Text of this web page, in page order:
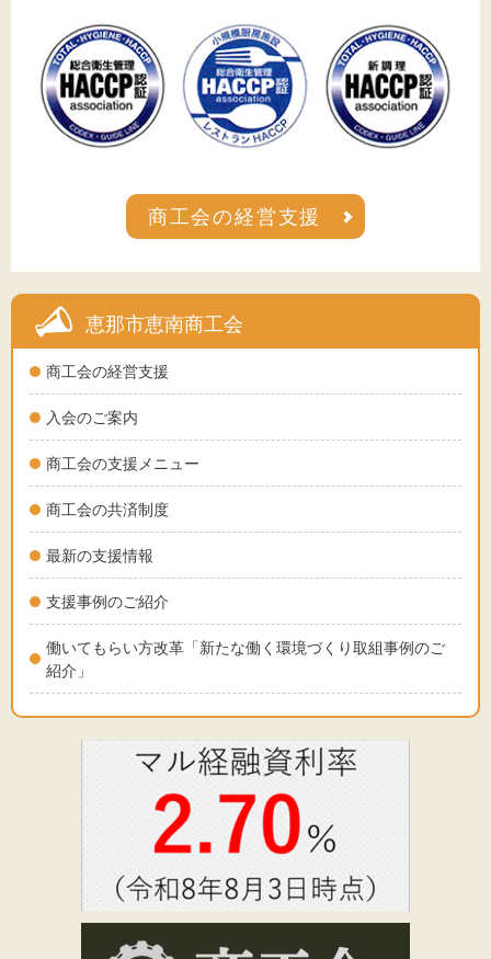
恵那市恵南商工会
商工会の経営支援
入会のご案内
商工会の支援メニュー
商工会の共済制度
最新の支援情報
支援事例のご紹介
働いてもらい方改革「新たな働く環境づくり取組事例のご
紹介」
商工会の経営支援